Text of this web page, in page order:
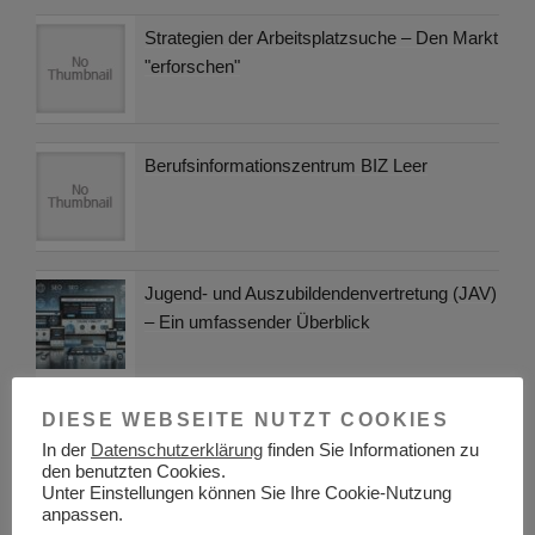
Strategien der Arbeitsplatzsuche – Den Markt
"erforschen"
Berufsinformationszentrum BIZ Leer
Jugend- und Auszubildendenvertretung (JAV)
– Ein umfassender Überblick
Daytrading: Hohes Risiko oder gute
Gewinnmöglichkeit?
DIESE WEBSEITE NUTZT COOKIES
In der Datenschutzerklärung finden Sie Informationen zu
den benutzten Cookies.
Unter Einstellungen können Sie Ihre Cookie-Nutzung
anpassen.